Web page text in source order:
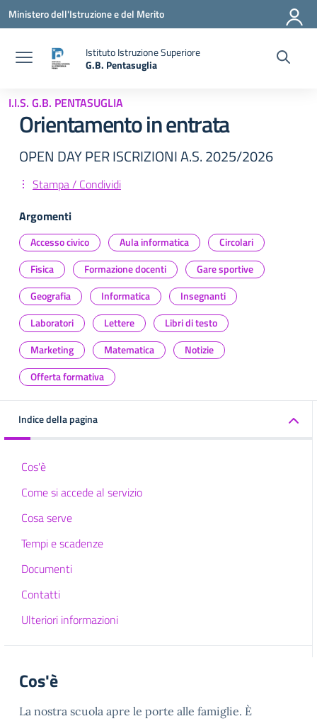
Vai ai contenuti
Vai al menu di navigazione
Vai al footer
Ministero dell'Istruzione e del Merito
Istituto Istruzione Superiore
G.B. Pentasuglia
— Visita la pagina iniziale della scuola
I.I.S. G.B. PENTASUGLIA
Orientamento in entrata
OPEN DAY PER ISCRIZIONI A.S. 2025/2026
Stampa / Condividi
Argomenti
Accesso civico Aula informatica
Circolari
Fisica
Formazione docenti
Gare sportive
Geografia
Informatica
Insegnanti
Laboratori
Lettere
Libri di testo
Marketing
Matematica
Notizie
Offerta formativa
Indice della pagina
Cos'è
Come si accede al servizio
Cosa serve
Tempi e scadenze
Documenti
Contatti
Ulteriori informazioni
Cos'è
La nostra scuola apre le porte alle famiglie. È